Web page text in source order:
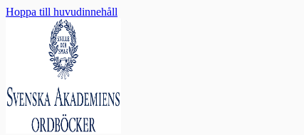
Hoppa till huvudinnehåll